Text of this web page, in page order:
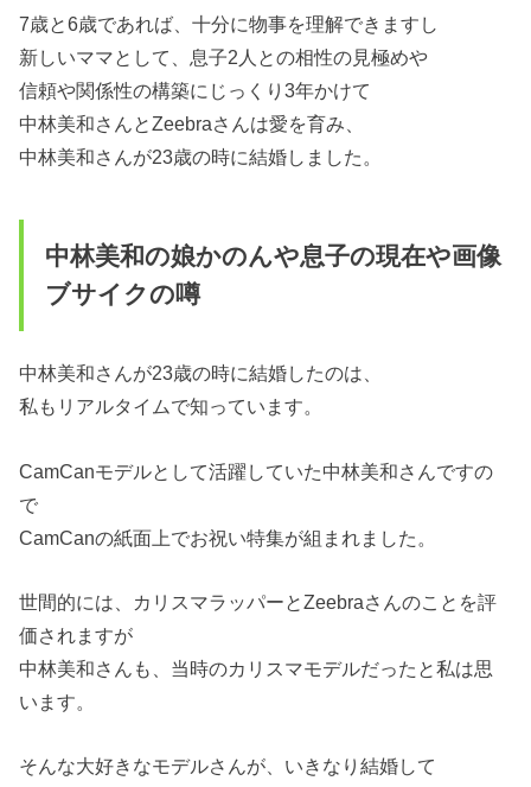
7歳と6歳であれば、十分に物事を理解できますし
新しいママとして、息子2人との相性の見極めや
信頼や関係性の構築にじっくり3年かけて
中林美和さんとZeebraさんは愛を育み、
中林美和さんが23歳の時に結婚しました。
中林美和の娘かのんや息子の現在や画像
ブサイクの噂
中林美和さんが23歳の時に結婚したのは、
私もリアルタイムで知っています。
CamCanモデルとして活躍していた中林美和さんですの
で
CamCanの紙面上でお祝い特集が組まれました。
世間的には、カリスマラッパーとZeebraさんのことを評
価されますが
中林美和さんも、当時のカリスマモデルだったと私は思
います。
そんな大好きなモデルさんが、いきなり結婚して